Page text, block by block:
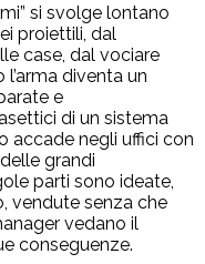
si svolge lontano
proiettili, dal
case, dal vociare
diventa un
e
di un sistema
accade negli uffici con
grandi
parti sono ideate,
vendute senza che
vedano il
conseguenze.